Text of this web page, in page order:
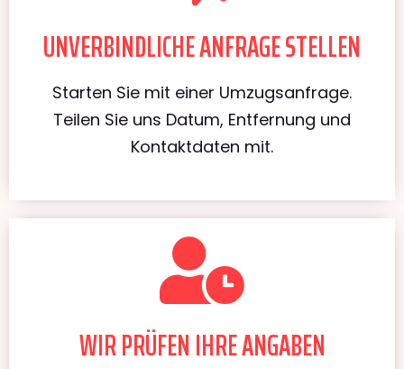
UNVERBINDLICHE ANFRAGE STELLEN
Starten Sie mit einer Umzugsanfrage.
Teilen Sie uns Datum, Entfernung und
Kontaktdaten mit.
WIR PRÜFEN IHRE ANGABEN